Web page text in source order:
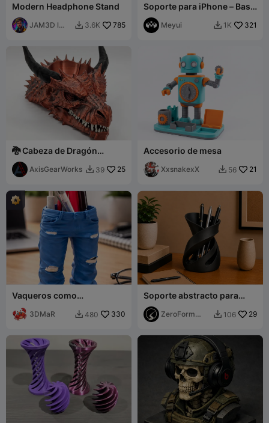
Modern Headphone Stand
JAM3D l
 3.6K 785
Soporte para iPhone – Base
Onami
Meyui  1K 321
🐉 Cabeza de Dragón
Multiusos — Compañero
de Escritorio, Accesorio de
Bar
AxisGearWorks  39 25
Accesorio de mesa
XxsnakexX  56 21
Vaqueros como
3DMaR  480 330
Soporte abstracto para
bolígrafos en espiral
ZeroForm
 106 29